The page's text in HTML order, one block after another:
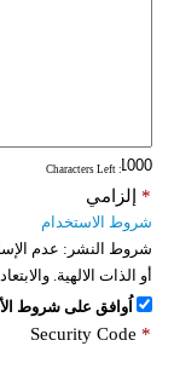
: Characters Left
إلزامي *
شروط الاستخدام
شروط النشر: عدم
أو الذات الالهية.
اُوافق على شروط
Security Code *